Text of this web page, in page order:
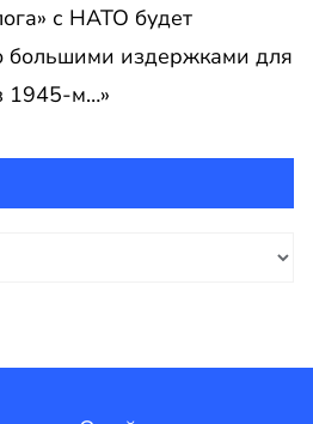
с НАТО будет
большими издержками для
1945-м…»